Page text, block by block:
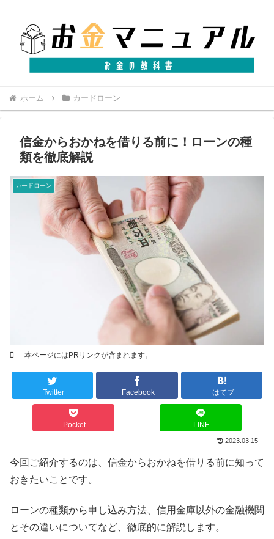
ホーム カードローン
信金からおかねを借りる前に！ローンの種
類を徹底解説
本ページにはPRリンクが含まれます。
カードローン
Twitter Facebook はてブ
Pocket LINE
2023.03.15
今回ご紹介するのは、信金からおかねを借りる前に知って
おきたいことです。
ローンの種類から申し込み方法、信用金庫以外の金融機関
とその違いについてなど、徹底的に解説します。